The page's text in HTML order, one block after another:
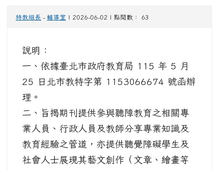
特教組長 - 輔導室 | 2026-06-02 | 點閱數： 63
說明：
一、依據臺北市政府教育局 115 年 5 月
25 日北市教特字第 1153066674 號函辦
理。
二、旨揭期刊提供參與聽障教育之相關專
業人員、行政人員及教師分享專業知識及
教育經驗之管道，亦提供聽覺障礙學生及
社會人士展現其藝文創作（文章、繪畫等